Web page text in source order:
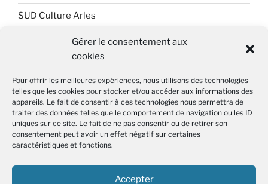
Gérer le consentement aux
cookies
Pour offrir les meilleures expériences, nous utilisons des technologies
telles que les cookies pour stocker et/ou accéder aux informations des
appareils. Le fait de consentir à ces technologies nous permettra de
traiter des données telles que le comportement de navigation ou les ID
uniques sur ce site. Le fait de ne pas consentir ou de retirer son
consentement peut avoir un effet négatif sur certaines
caractéristiques et fonctions.
Accepter
SUD Culture Arles
SUD Culture Art Architecture
SUD Culture Beaubourg
SUD Culture Bibliothèque nationale de France (BnF)
SUD Culture Métiers du livre
SUD Culture MICAM IDF